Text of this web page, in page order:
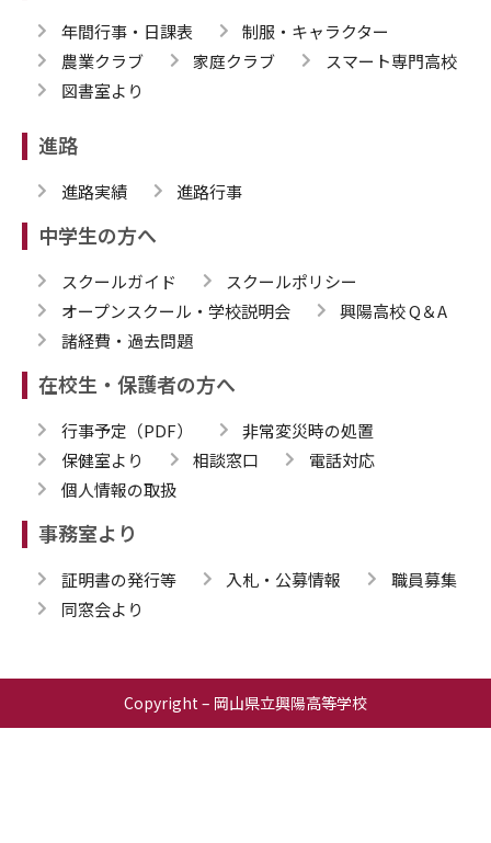
年間行事・日課表
制服・キャラクター
農業クラブ
家庭クラブ
スマート専門高校
図書室より
進路
進路実績 進路行事
中学生の方へ
スクールガイド
スクールポリシー
オープンスクール・学校説明会
興陽高校 Q＆A
諸経費・過去問題
在校生・保護者の方へ
行事予定（PDF）
非常変災時の処置
保健室より
相談窓口
電話対応
個人情報の取扱
事務室より
証明書の発行等 入札・公募情報
職員募集
同窓会より
Copyright – 岡山県立興陽高等学校